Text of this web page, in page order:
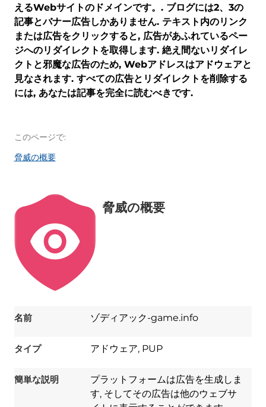
えるWebサイトのドメインです。. ブログには2、3の
記事とバナー広告しかありません. テキスト内のリンク
または広告をクリックすると, 広告があふれているペー
ジへのリダイレクトを取得します. 絶え間ないリダイレ
クトと邪魔な広告のため, Webアドレスはアドウェアと
見なされます. すべての広告とリダイレクトを削除する
には, あなたは記事を完全に読むべきです.
このページで:
脅威の概要
脅威の概要
名前 ゾディアック-game.info
タイプ アドウェア, PUP
簡単な説明
プラットフォームは広告を生成しま
す, そしてその広告は他のウェブサ